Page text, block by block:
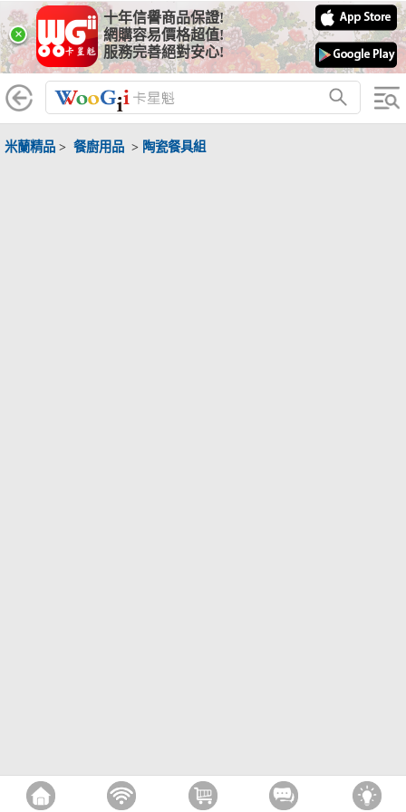
×
十年信譽商品保證!
網購容易價格超值!
服務完善絕對安心!
米蘭精品 > 餐廚用品 > 陶瓷餐具組